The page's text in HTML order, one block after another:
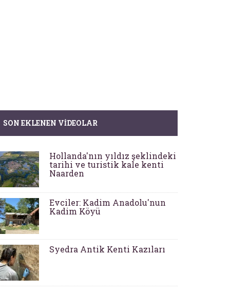
SON EKLENEN VIDEOLAR
Hollanda'nın yıldız şeklindeki
tarihi ve turistik kale kenti
Naarden
Evciler: Kadim Anadolu'nun
Kadim Köyü
Syedra Antik Kenti Kazıları